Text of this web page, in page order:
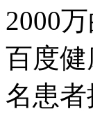
2000
百度
名患者